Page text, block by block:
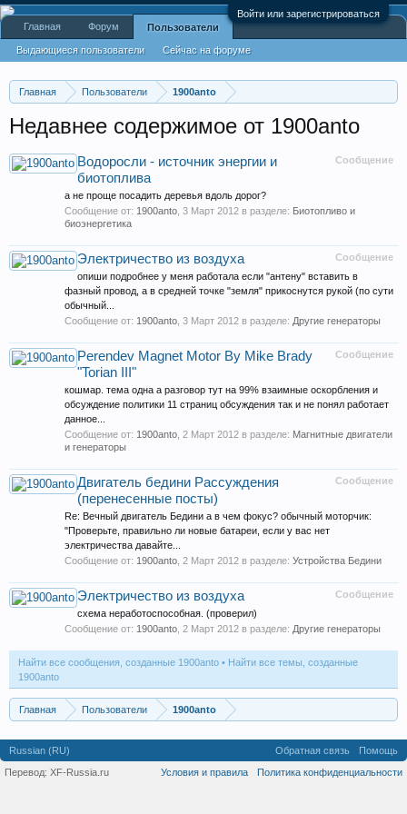
Войти или зарегистрироваться
Главная Пользователи 1900anto
Недавнее содержимое от 1900anto
Сообщение
Водоросли - источник энергии и
биотоплива
а не проще посадить деревья вдоль дорог?
Сообщение от: 1900anto 3 Март 2012 в разделе: Биотопливо и
биоэнергетика
Сообщение
Электричество из воздуха
опиши подробнее у меня работала если "антену" вставить в
фазный провод, а в средней точке "земля" прикоснутся рукой (по сути
обычный...
Сообщение от: 1900anto 3 Март 2012 в разделе: Другие генераторы
Сообщение
Perendev Magnet Motor By Mike Brady
"Torian III"
кошмар. тема одна а разговор тут на 99% взаимные оскорбления и
обсуждение политики 11 страниц обсуждения так и не понял работает
данное...
Сообщение от: 1900anto 2 Март 2012 в разделе: Магнитные двигатели
и генераторы
Сообщение
Двигатель бедини Рассуждения
(перенесенные посты)
Re: Вечный двигатель Бедини а в чем фокус? обычный моторчик:
"Проверьте, правильно ли новые батареи, если у вас нет
электричества давайте...
Сообщение от: 1900anto 2 Март 2012 в разделе: Устройства Бедини
Сообщение
Электричество из воздуха
схема неработоспособная. (проверил)
Сообщение от: 1900anto 2 Март 2012 в разделе: Другие генераторы
Найти все сообщения, созданные 1900anto
Найти все темы, созданные
1900anto
Главная Пользователи 1900anto
Главная Форум Пользователи
Выдающиеся пользователи Сейчас на форуме
Russian (RU) Обратная связь
Помощь
Условия и правила
Политика конфиденциальности
Перевод: XF-Russia.ru